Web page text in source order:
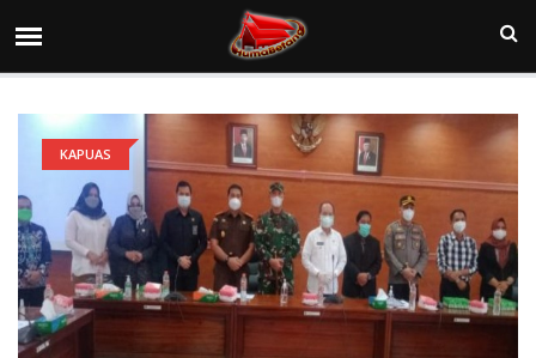
KAPUAS